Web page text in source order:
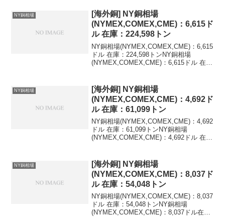
NY銅相場
[海外銅] NY銅相場
(NYMEX,COMEX,CME)：6,615ド
ル 在庫：224,598トン
NY銅相場(NYMEX,COMEX,CME)：6,615
ドル 在庫：224,598トンNY銅相場
(NYMEX,COMEX,CME)：6,615ドル 在
NY銅相場
[海外銅] NY銅相場
(NYMEX,COMEX,CME)：4,692ド
ル 在庫：61,099トン
NY銅相場(NYMEX,COMEX,CME)：4,692
ドル 在庫：61,099トンNY銅相場
(NYMEX,COMEX,CME)：4,692ドル 在
NY銅相場
[海外銅] NY銅相場
(NYMEX,COMEX,CME)：8,037ド
ル 在庫：54,048トン
NY銅相場(NYMEX,COMEX,CME)：8,037
ドル 在庫：54,048トンNY銅相場
(NYMEX,COMEX,CME)：8,037ドル在